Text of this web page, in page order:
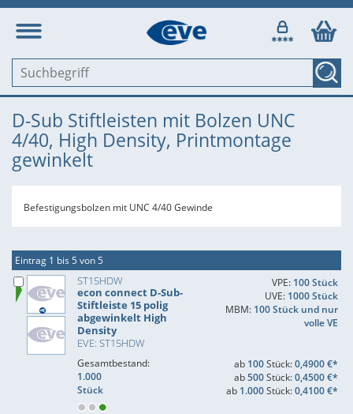
D-Sub Stiftleisten mit Bolzen UNC
4/40, High Density, Printmontage
gewinkelt
Befestigungsbolzen mit UNC 4/40 Gewinde
Eintrag 1 bis 5 von 5
ST15HDW
econ connect D-Sub-
Stiftleiste 15 polig
abgewinkelt High
Density
EVE: ST15HDW
VPE: 100 Stück
UVE: 1000 Stück
MBM: 100 Stück und nur
volle VE
Gesamtbestand:
1.000
Stück
ab 100Stück:0,4900 €*
ab500Stück:0,4500 €*
ab 1.000Stück:0,4100 €*